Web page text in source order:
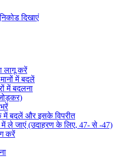
दिखाएं
लागू करें
में बदलें
में बदलना
बदलें और इसके विपरीत
ले जाएं (उदाहरण के लिए, 47- से -47)
करें